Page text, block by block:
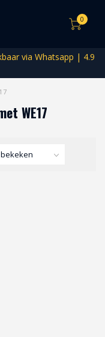
0
via Whatsapp | 4.9
WE17